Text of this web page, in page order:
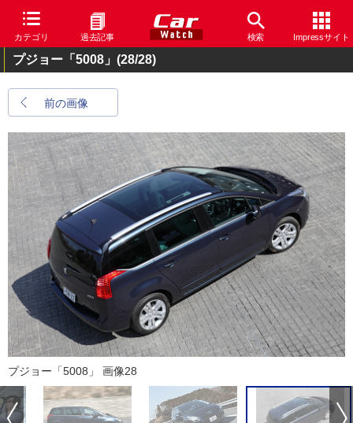
カテゴリ 過去記事 検索 Impressサイト
プジョー「5008」 (28/28)
前の画像
プジョー「5008」 画像28